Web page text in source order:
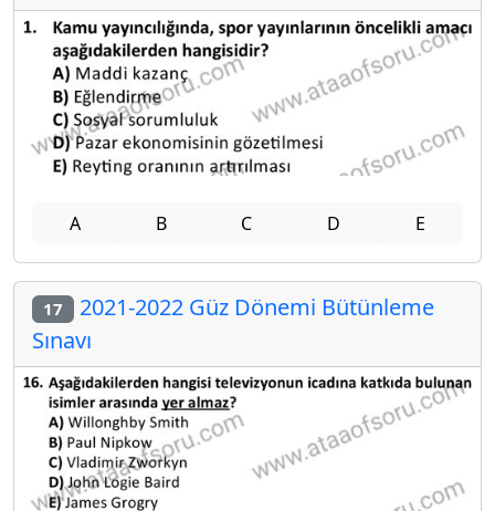
A B C D E
17 2021-2022 Güz Dönemi Bütünleme
Sınavı